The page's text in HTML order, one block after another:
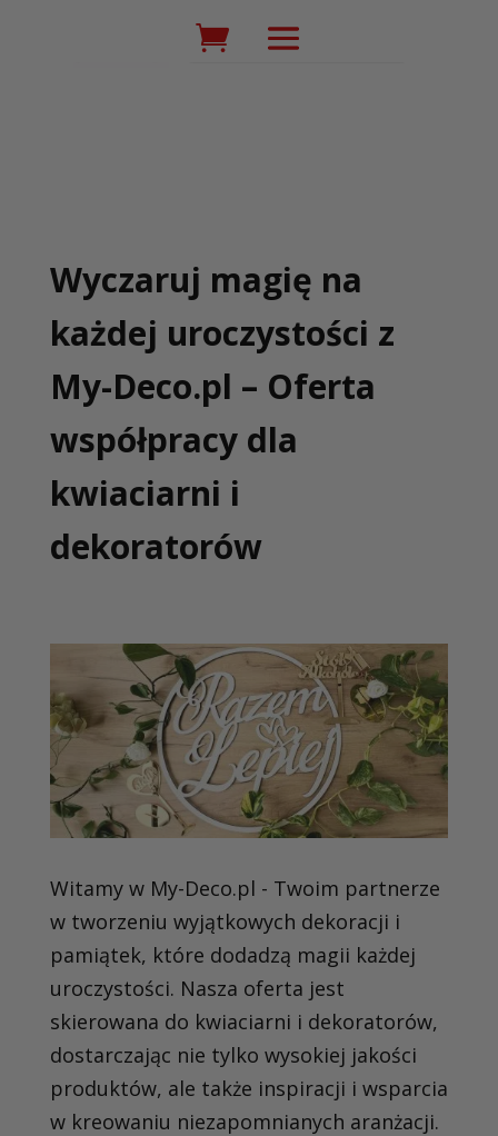
Wyszukiwarka
produktów
Wyczaruj magię na
każdej uroczystości z
My-Deco.pl – Oferta
współpracy dla
kwiaciarni i
dekoratorów
Witamy w My-Deco.pl - Twoim partnerze
w tworzeniu wyjątkowych dekoracji i
pamiątek, które dodadzą magii każdej
uroczystości. Nasza oferta jest
skierowana do kwiaciarni i dekoratorów,
dostarczając nie tylko wysokiej jakości
produktów, ale także inspiracji i wsparcia
w kreowaniu niezapomnianych aranżacji.